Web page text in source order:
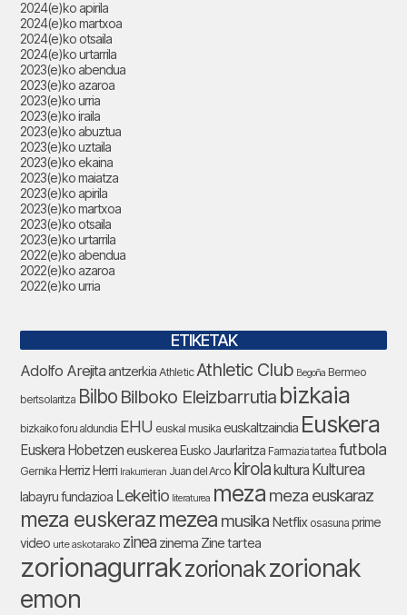
2024(e)ko apirila
2024(e)ko martxoa
2024(e)ko otsaila
2024(e)ko urtarrila
2023(e)ko abendua
2023(e)ko azaroa
2023(e)ko urria
2023(e)ko iraila
2023(e)ko abuztua
2023(e)ko uztaila
2023(e)ko ekaina
2023(e)ko maiatza
2023(e)ko apirila
2023(e)ko martxoa
2023(e)ko otsaila
2023(e)ko urtarrila
2022(e)ko abendua
2022(e)ko azaroa
2022(e)ko urria
ETIKETAK
Adolfo Arejitaantzerkia Athletic Athletic Club Begoña Bermeo
bertsolaritza Bilbo Bilboko Eleizbarrutia bizkaia
bizkaiko foru aldundia EHU euskal musika euskaltzaindia Euskera
Euskera Hobetzeneuskerea Eusko Jaurlaritza Farmazia tartea futbola
Gernika Herriz Herri Irakurrieran Juan del Arco kirolakultura Kulturea
labayru fundazioa Lekeitio literaturea meza meza euskaraz
meza euskerazmezea musika Netflix osasuna prime
video urte askotarako zinea zinema Zine tartea
zorionagurrakzorionakzorionak
emon